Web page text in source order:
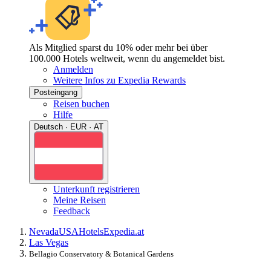
Als Mitglied sparst du 10% oder mehr bei über
100.000 Hotels weltweit, wenn du angemeldet bist.
Anmelden
Weitere Infos zu Expedia Rewards
Posteingang
Reisen buchen
Hilfe
Deutsch · EUR · AT
Unterkunft registrieren
Meine Reisen
Feedback
NevadaUSAHotelsExpedia.at
Las Vegas
Bellagio Conservatory & Botanical Gardens